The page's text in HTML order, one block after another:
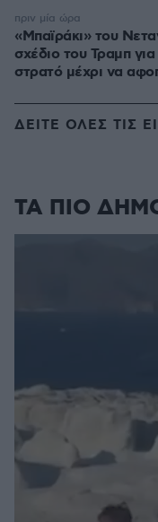
«Μπαϊράκι» του
σχέδιο του Τραμπ
στρατό μέχρι να
πριν μία ώρα
ΔΕΙΤΕ ΟΛΕΣ ΤΙΣ
ΤΑ ΠΙΟ